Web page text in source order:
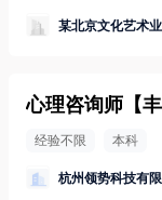
某北京文化艺术
心理咨询师 【
经验不限 本科
杭州领势科技有